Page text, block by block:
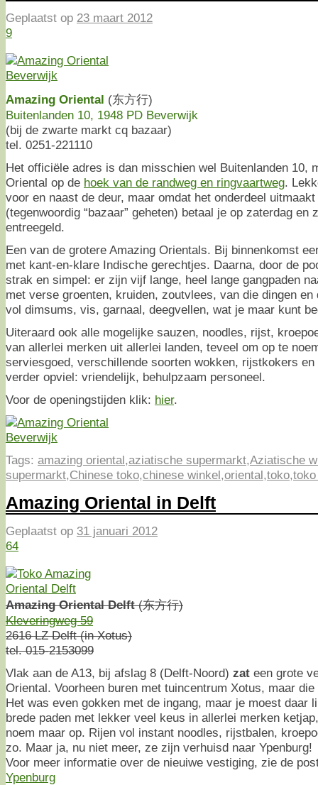
Geplaatst op 23 maart 2012
9
Amazing Oriental (东方行)
Buitenlanden 10, 1948 PD Beverwijk
(bij de zwarte markt cq bazaar)
tel. 0251-221110
Het officiële adres is dan misschien wel Buitenlanden 10,
Oriental op de hoek van de randweg en ringvaartweg.
voor en naast de deur, maar omdat het onderdeel
(tegenwoordig “bazaar” geheten) betaal je op zaterdag en
entreegeld.
Een van de grotere Amazing Orientals. Bij binnenkomst
met kant-en-klare Indische gerechtjes. Daarna, door de
strak en simpel: er zijn vijf lange, heel lange gangpaden
met verse groenten, kruiden, zoutvlees, van die dingen
vol dimsums, vis, garnaal, deegvellen, wat je maar kunt
Uiteraard ook alle mogelijke sauzen, noodles, rijst,
van allerlei merken uit allerlei landen, teveel om op te
serviesgoed, verschillende soorten wokken, rijstkokers en
verder opviel: vriendelijk, behulpzaam personeel.
Voor de openingstijden klik: hier.
Tags: amazing oriental,aziatische supermarkt,Aziatische
supermarkt,Chinese toko,chinese winkel,oriental,toko,
Amazing Oriental in Delft
Geplaatst op 31 januari 2012
64
Amazing Oriental Delft(东方行)
Kleveringweg 59
2616 LZ Delft (in Xotus)
tel. 015-2153099
Vlak aan de A13, bij afslag 8 (Delft-Noord) zat een grote
Oriental. Voorheen buren met tuincentrum Xotus, maar
Het was even gokken met de ingang, maar je moest daar
brede paden met lekker veel keus in allerlei merken
noem maar op. Rijen vol instant noodles, rijstbalen,
zo. Maar ja, nu niet meer, ze zijn verhuisd naar Ypenburg!
Voor meer informatie over de nieuiwe vestiging, zie de
Ypenburg